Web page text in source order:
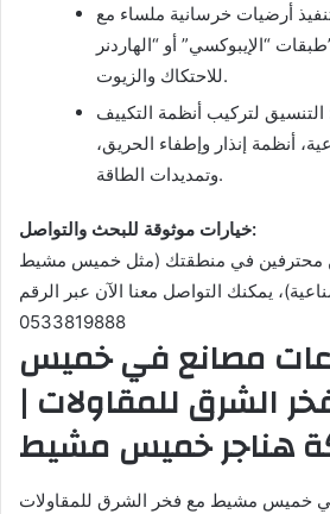
أرضيات خرسانية ملساء مع
طبقات “الإيبوكسي” أو “الهاردنر” (Hardener) المقاومة
للاحتكاك والزيوت.
التنسيق لتركيب أنظمة التكييف
أنظمة إنذار وإطفاء الحريق،
وتمديدات الطاقة.
خيارات موثوقة للبحث والتواصل:
محترفين في منطقتك (مثل خميس مشيط
يمكنك التواصل معنا الآن عبر الرقم
0533819888
مصانع في خميس
الشرق للمقاولات |
هناجر خميس مشيط
خميس مشيط مع فخر الشرق للمقاولات